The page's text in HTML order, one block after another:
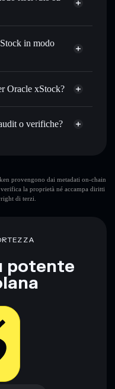
al prezzo migliore
l’Aggregatore di
prezzo, volume,
i tuoi ORCLX in un
quale hai il pieno ed
di privacy
in modo
xStock
Aggregatore
Oracle xStock?
Oracle xStock
o verifiche?
provengono dai metadati on-chain
la proprietà né accampa diritti
di terzi.
potente